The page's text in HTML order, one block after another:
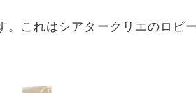
これはシアタークリエのロ